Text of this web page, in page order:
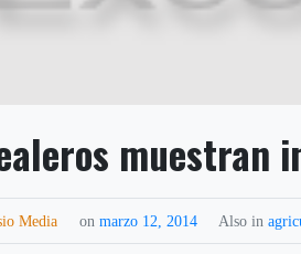
muestran
Media onmarzo 12, 2014 Also in